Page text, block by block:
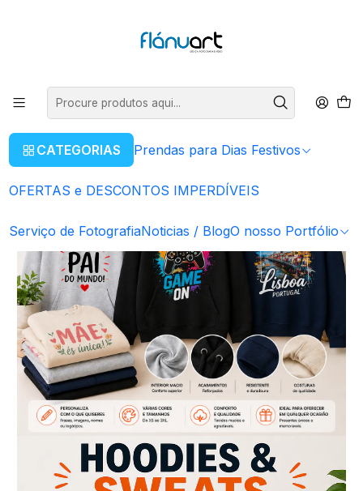
CATEGORIAS Prendas para Dias Festivos
OFERTAS e DESCONTOS IMPERDÍVEIS
Serviço de FotografiaNoticias / BlogO nosso Portfólio
OFERTAS e DESCONTOS IMPERDÍVEIS